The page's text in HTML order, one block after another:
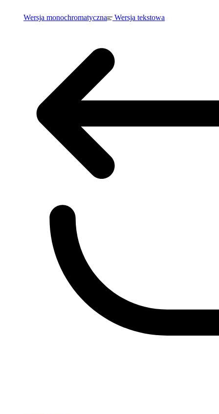
Wersja monochromatyczna Wersja tekstowa